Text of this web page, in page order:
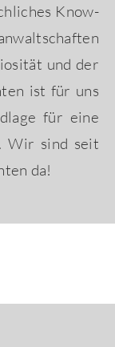
Know-
und der
ist für uns
für eine
Wir sind seit
da!